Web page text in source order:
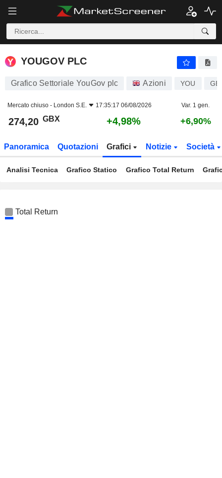
YOUGOV PLC
YOUGOV PLC
Grafico Settoriale YouGov plc Azioni YOU
Mercato chiuso - London S.E. 17:35:17 06/08/2026 Var. 1 gen.
274,20 GBX +4,98% +6,90%
Panoramica Quotazioni Grafici Notizie Società
Analisi Tecnica Grafico Statico Grafico Total Return
Total Return